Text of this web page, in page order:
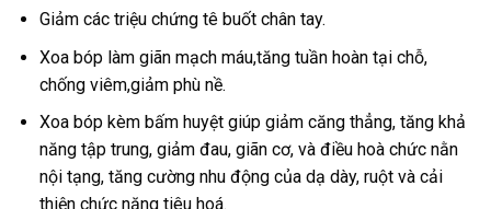
Giảm các triệu chứng tê buốt chân tay.
Xoa bóp làm giãn mạch máu,tăng tuần hoàn tại chỗ,
chống viêm,giảm phù nề.
Xoa bóp kèm bấm huyệt giúp giảm căng thẳng, tăng khả
năng tập trung, giảm đau, giãn cơ, và điều hoà chức nằn
nội tạng, tăng cường nhu động của dạ dày, ruột và cải
thiện chức năng tiêu hoá.